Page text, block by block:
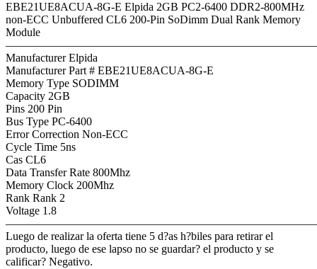
EBE21UE8ACUA-8G-E Elpida 2GB PC2-6400 DDR2-800MHz
non-ECC Unbuffered CL6 200-Pin SoDimm Dual Rank Memory
Module
Manufacturer Elpida
Manufacturer Part # EBE21UE8ACUA-8G-E
Memory Type SODIMM
Capacity 2GB
Pins 200 Pin
Bus Type PC-6400
Error Correction Non-ECC
Cycle Time 5ns
Cas CL6
Data Transfer Rate 800Mhz
Memory Clock 200Mhz
Rank Rank 2
Voltage 1.8
Luego de realizar la oferta tiene 5 d?as h?biles para retirar el
producto, luego de ese lapso no se guardar? el producto y se
calificar? Negativo.